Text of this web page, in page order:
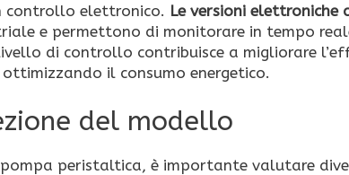
controllo elettronico. Le versioni elettroniche
e permettono di monitorare in tempo
di controllo contribuisce a migliorare
il consumo energetico.
del modello
pompa peristaltica, è importante valutare